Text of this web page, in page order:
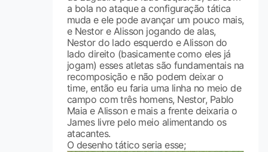
a bola no ataque a configuração tática
muda e ele pode avançar um pouco mais,
e Nestor e Alisson jogando de alas,
Nestor do lado esquerdo e Alisson do
lado direito (basicamente como eles já
jogam) esses atletas são fundamentais na
recomposição e não podem deixar o
time, então eu faria uma linha no meio de
campo com três homens, Nestor, Pablo
Maia e Alisson e mais a frente deixaria o
James livre pelo meio alimentando os
atacantes.
O desenho tático seria esse;